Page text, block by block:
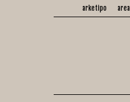
arketipo area